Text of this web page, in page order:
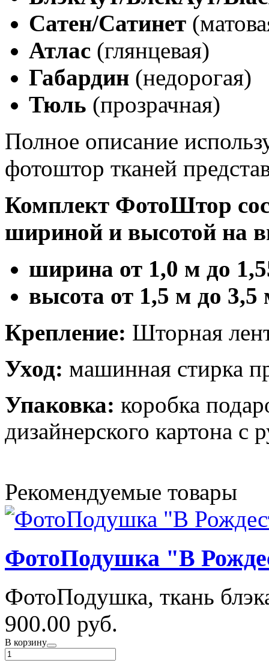
Сатен/Сатинет
Атлас (глянцевая)
Габардин (недорогая)
Тюль (прозрачная)
Полное описание
фотоштор тканей
Комплект ФотоШтор
шириной и высотой на
ширина от 1,0 м до
высота от 1,5 м до 3,5
Крепление: Шторная
Уход: машинная стирка
Упаковка: коробка
дизайнерского картона с
Рекомендуемые товары
ФотоПодушка "В
ФотоПодушка, ткань
900.00 руб.
В корзину